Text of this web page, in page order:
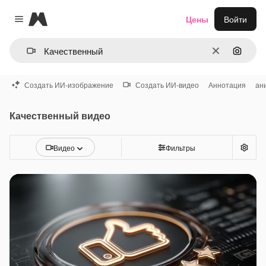
Close menu
Magnific
ОчиститьПоиск
Цены Войти
Создать ИИ-изображение Создать ИИ-видео Аннотация
Качественный видео
Видео Фильтры